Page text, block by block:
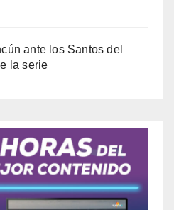
ante los Santos del
la serie